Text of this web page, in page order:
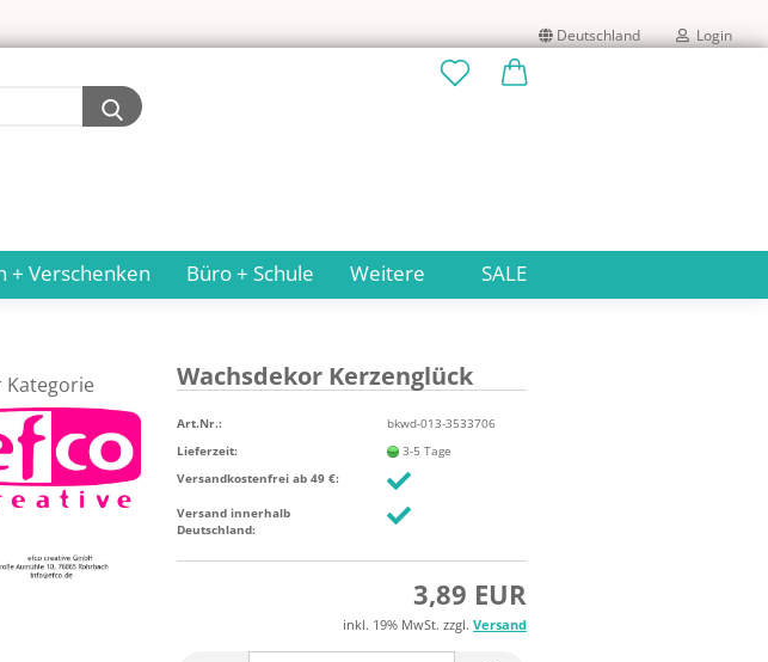
Deutschland Login
Konto erstellen
Suche...
+ Verschenken Büro + Schule SALE
Weitere
Kategorie Wachs­de­kor Ker­zen­glück
Art.Nr.:
bkwd-013-3533706
Lieferzeit:
3-5 Tage
Versandkostenfrei ab 49 €:
Versand innerhalb
Deutschland:
3,89 EUR
inkl. 19% MwSt. zzgl. Versand